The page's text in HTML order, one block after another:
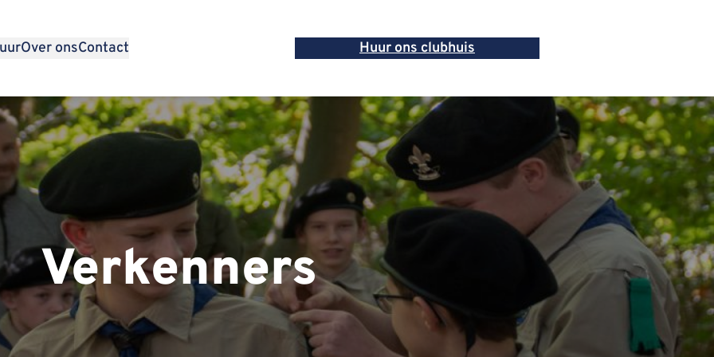
Over onsContact Huur ons clubhuis
Verkenners